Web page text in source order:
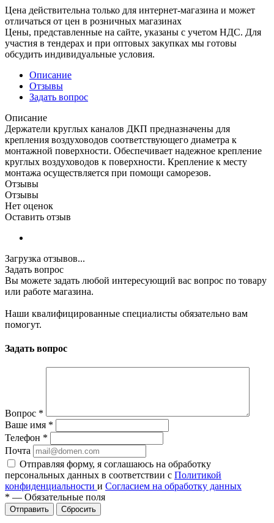
Цена действительна только для интернет-магазина и может
отличаться от цен в розничных магазинах
Цены, представленные на сайте, указаны с учетом НДС. Для
участия в тендерах и при оптовых закупках мы готовы
обсудить индивидуальные условия.
Описание
Отзывы
Задать вопрос
Описание
Держатели круглых каналов ДКП предназначены для
крепления воздуховодов соответствующего диаметра к
монтажной поверхности. Обеспечивает надежное крепление
круглых воздуховодов к поверхности. Крепление к месту
монтажа осуществляется при помощи саморезов.
Отзывы
Отзывы
Нет оценок
Оставить отзыв
Загрузка отзывов...
Задать вопрос
Вы можете задать любой интересующий вас вопрос по товару
или работе магазина.
Наши квалифицированные специалисты обязательно вам
помогут.
Задать вопрос
Вопрос *
Ваше имя *
Телефон *
Почта
Отправляя форму, я соглашаюсь на обработку
персональных данных в соответствии с Политикой
конфиденциальности и Согласием на обработку данных
* — Обязательные поля
Сбросить